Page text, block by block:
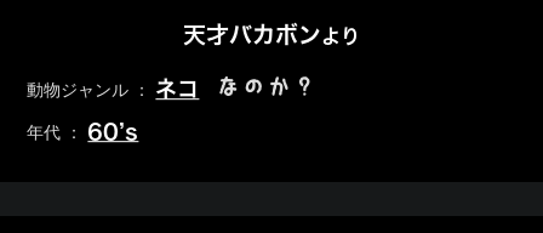
天才バカボンより
動物ジャンル ： ネコ なのか？
年代 ： 60’s